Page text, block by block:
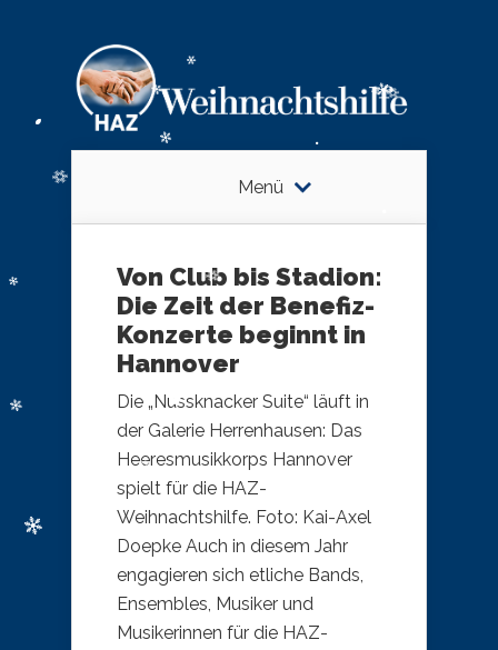
Menü
Von Club bis Stadion:
Die Zeit der Benefiz-
Konzerte beginnt in
Hannover
Die „Nussknacker Suite“ läuft in
der Galerie Herrenhausen: Das
Heeresmusikkorps Hannover
spielt für die HAZ-
Weihnachtshilfe. Foto: Kai-Axel
Doepke Auch in diesem Jahr
engagieren sich etliche Bands,
Ensembles, Musiker und
Musikerinnen für die HAZ-